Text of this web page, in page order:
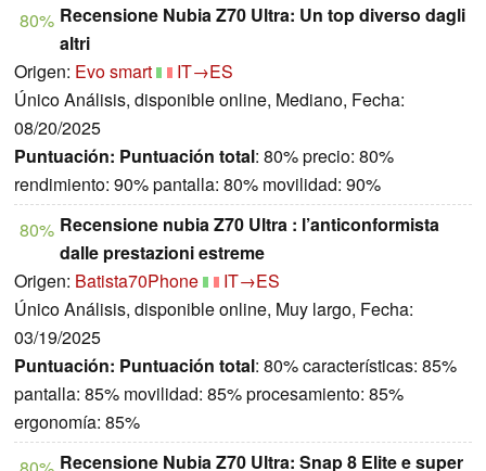
80% Recensione Nubia Z70 Ultra: Un top diverso dagli
altri
Origen: Evo smart
IT→ES
Único Análisis, disponible online, Mediano, Fecha:
08/20/2025
Puntuación: Puntuación total: 80% precio: 80%
rendimiento: 90% pantalla: 80% movilidad: 90%
80% Recensione nubia Z70 Ultra : l’anticonformista
dalle prestazioni estreme
Origen: Batista70Phone
IT→ES
Único Análisis, disponible online, Muy largo, Fecha:
03/19/2025
Puntuación: Puntuación total: 80% características: 85%
pantalla: 85% movilidad: 85% procesamiento: 85%
ergonomía: 85%
Recensione Nubia Z70 Ultra: Snap 8 Elite e super